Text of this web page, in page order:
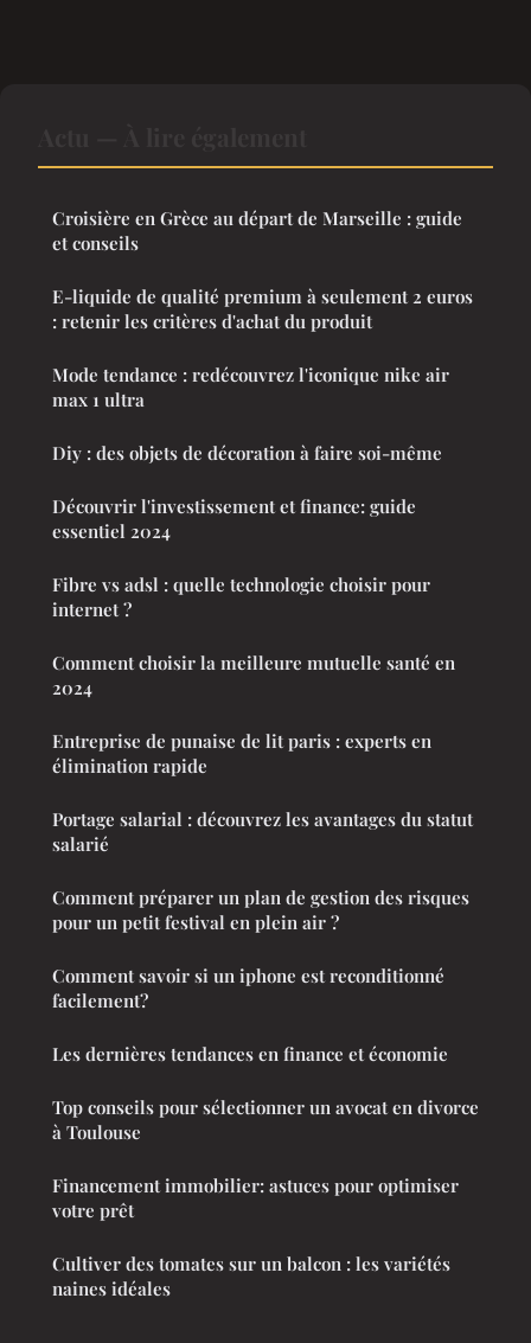
Croisière en Grèce au départ de Marseille : guide
et conseils
E-liquide de qualité premium à seulement 2 euros
: retenir les critères d'achat du produit
Mode tendance : redécouvrez l'iconique nike air
max 1 ultra
Diy : des objets de décoration à faire soi-même
Découvrir l'investissement et finance: guide
essentiel 2024
Fibre vs adsl : quelle technologie choisir pour
internet ?
Comment choisir la meilleure mutuelle santé en
2024
Entreprise de punaise de lit paris : experts en
élimination rapide
Portage salarial : découvrez les avantages du statut
salarié
Comment préparer un plan de gestion des risques
pour un petit festival en plein air ?
Comment savoir si un iphone est reconditionné
facilement?
Les dernières tendances en finance et économie
Top conseils pour sélectionner un avocat en divorce
à Toulouse
Financement immobilier: astuces pour optimiser
votre prêt
Cultiver des tomates sur un balcon : les variétés
naines idéales